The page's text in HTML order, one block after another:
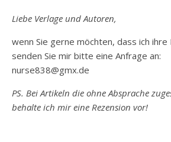
Liebe Verlage und Autoren,
wenn Sie gerne möchten, dass ich
senden Sie mir bitte eine Anfrage an:
nurse838@gmx.de
PS. Bei Artikeln die ohne Absprache
behalte ich mir eine Rezension vor!